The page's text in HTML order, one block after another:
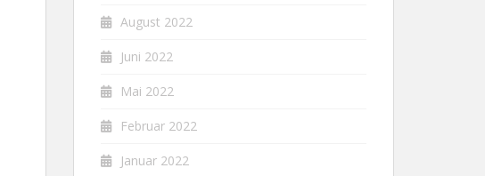
August 2022
Juni 2022
Mai 2022
Februar 2022
Januar 2022